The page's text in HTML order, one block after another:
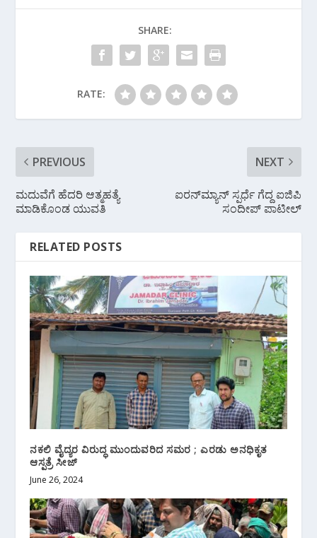
o A
p
p
a
m
SHARE:
RATE:
PREVIOUS
ಮದುವೆಗೆ ಹೆದರಿ ಆತ್ಮಹತ್ಯೆ
ಮಾಡಿಕೊಂಡ ಯುವತಿ
NEXT
ಐರನ್‌ಮ್ಯಾನ್ ಸ್ಪರ್ಧೆ ಗೆದ್ದ ಐಜಿಪಿ
ಸಂದೀಪ್ ಪಾಟೀಲ್
RELATED POSTS
ನಕಲಿ ವೈದ್ಯರ ವಿರುದ್ಧ ಮುಂದುವರಿದ ಸಮರ ; ಎರಡು ಅನಧಿಕೃತ
ಆಸ್ಪತ್ರೆ ಸೀಜ್
June 26, 2024